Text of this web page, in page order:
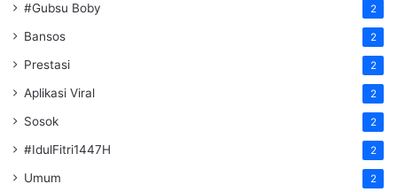
#Gubsu Boby 2
Bansos 2
Prestasi 2
Aplikasi Viral 2
Sosok 2
#IdulFitri1447H 2
Umum 2